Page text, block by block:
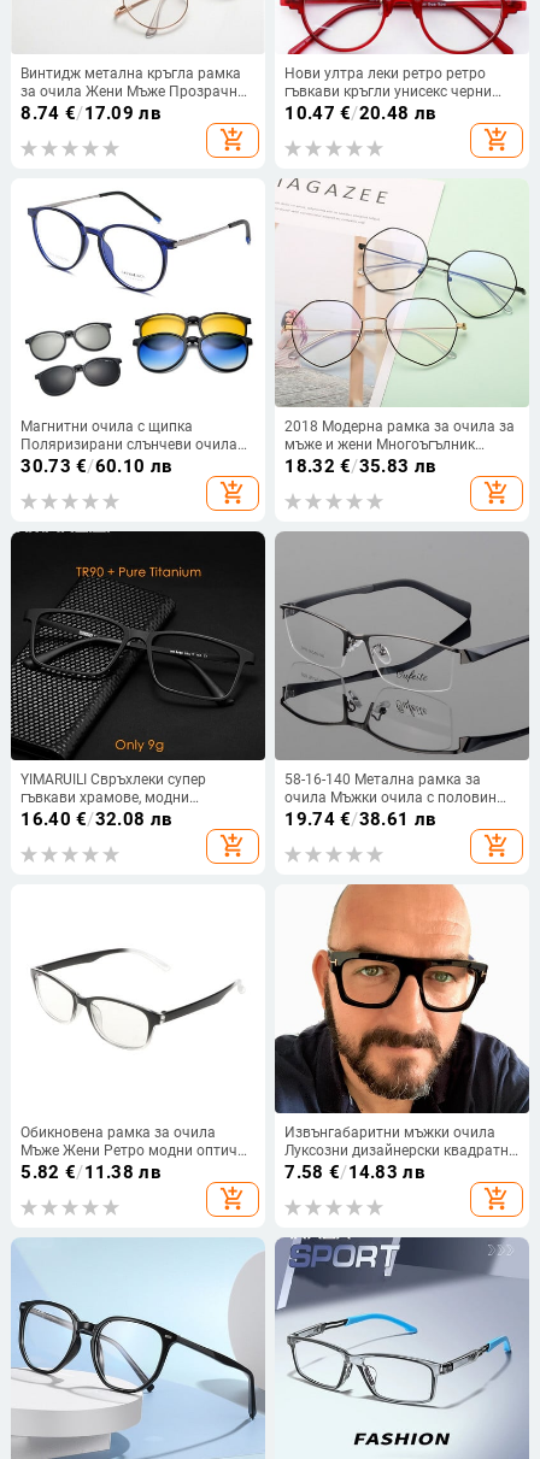
Винтидж метална кръгла рамка
за очила Жени Мъже Прозрачни
лещи за пресбиопия Очила
Очила за далекогледство Очила
Унисекс
8.74 €/17.09 лв
add_shopping_cart
Нови ултра леки ретро ретро
гъвкави кръгли унисекс черни
кехлибарено сиви червени рамки
prescription 3019
10.47 €/20.48 лв
add_shopping_cart
Магнитни очила с щипка
Поляризирани слънчеви очила
Модни винтидж кръгли очила
диоптрични рамки Мъж Жена
30.73 €/60.10 лв
add_shopping_cart
2018 Модерна рамка за очила за
мъже и жени Многоъгълник
Голяма рамка Плоско огледало
неправилна рамка за очила от
18.32 €/35.83 лв
add_shopping_cart
YIMARUILI Свръхлеки супер
гъвкави храмове, модни
пластмасови титаниеви
квадратни късогледство, оптична
рамка за диоптрични очила за
16.40 €/32.08 лв
add_shopping_cart
58-16-140 Метална рамка за
очила Мъжки очила с половин
джанта Рамка за оптични
диоптрични очила Очила с
голяма рамка
19.74€/38.61 лв
add_shopping_cart
Обикновена рамка за очила
Мъже Жени Ретро модни оптични
очила Ултралеки прозрачни
5.82 €/11.38 лв
add_shopping_cart
Извънгабаритни мъжки очила
Луксозни дизайнерски квадратни
прозрачни оптични лещи за жени
Рамки за очила Очила против
синя светлина
7.58 €/14.83 лв
add_shopping_cart